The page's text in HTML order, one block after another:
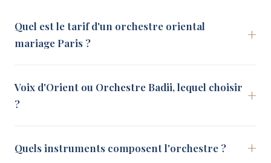
Quel est le tarif d'un orchestre oriental
mariage Paris ?
Voix d'Orient ou Orchestre Badii, lequel choisir
?
Quels instruments composent l'orchestre ?